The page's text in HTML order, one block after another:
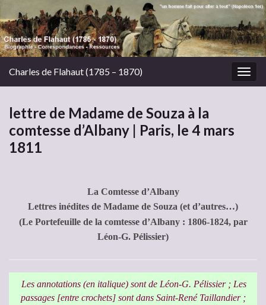
Charles de Flahaut (1785 – 1870)
lettre de Madame de Souza à la
comtesse d’Albany | Paris, le 4 mars
1811
La Comtesse d’Albany
Lettres inédites de Madame de Souza (et d’autres…)
(Le Portefeuille de la comtesse d’Albany : 1806-1824, par
Léon-G. Pélissier)
Les annotations (en italique) sont de Léon-G. Pélissier ; Les
passages [entre crochets] sont dans Saint-René Taillandier ;